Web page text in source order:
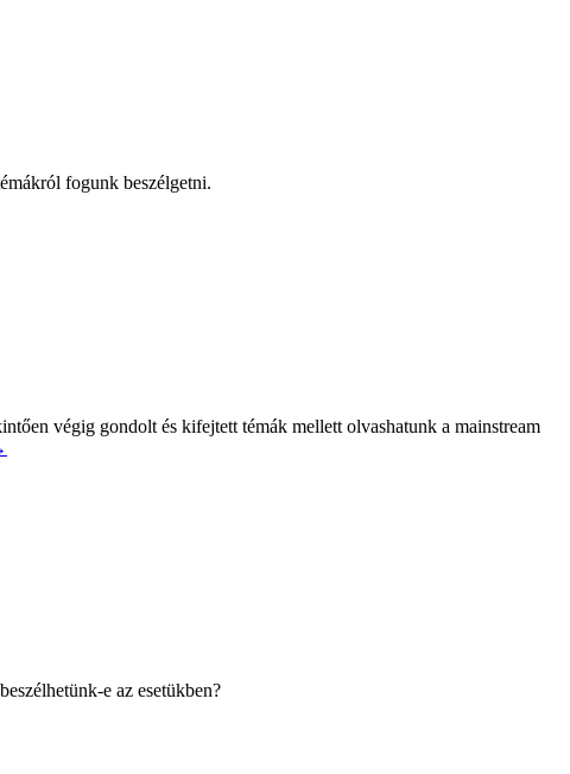
fogunk beszélgetni.
végig gondolt és kifejtett témák mellett olvashatunk a mainstream
e az esetükben?